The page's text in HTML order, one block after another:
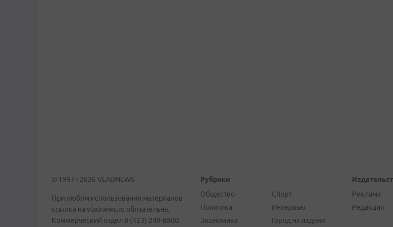
© 1997 - 2026 VLADNEWS
При любом использовании материалов
ссылка на vladnews.ru обязательна.
Коммерческий отдел 8 (423) 249-8800
Рубрики
Общество
Политика
Экономика
Спорт
Интервью
Город на ладони
Реклама
Редакция